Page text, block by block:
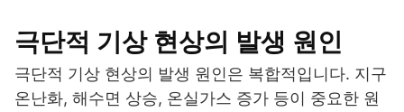
극단적 기상 현상의 발생 원인
극단적 기상 현상의 발생 원인은 복합적입니다. 지구
온난화, 해수면 상승, 온실가스 증가 등이 중요한 원